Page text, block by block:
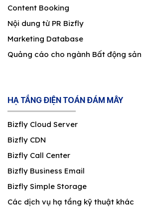
Content Booking
Nội dung từ PR Bizfly
Marketing Database
Quảng cáo cho ngành Bất động sản
HẠ TẦNG ĐIỆN TOÁN ĐÁM MÂY
Bizfly Cloud Server
Bizfly CDN
Bizfly Call Center
Bizfly Business Email
Bizfly Simple Storage
Các dịch vụ hạ tầng kỹ thuật khác